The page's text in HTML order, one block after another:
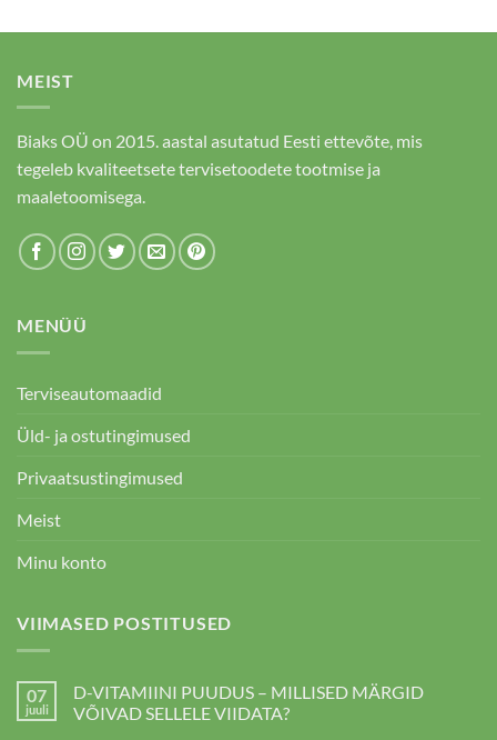
MEIST
Biaks OÜ on 2015. aastal asutatud Eesti ettevõte, mis
tegeleb kvaliteetsete tervisetoodete tootmise ja
maaletoomisega.
MENÜÜ
Terviseautomaadid
Üld- ja ostutingimused
Privaatsustingimused
Meist
Minu konto
VIIMASED POSTITUSED
07
juuli
D-VITAMIINI PUUDUS – MILLISED MÄRGID
VÕIVAD SELLELE VIIDATA?